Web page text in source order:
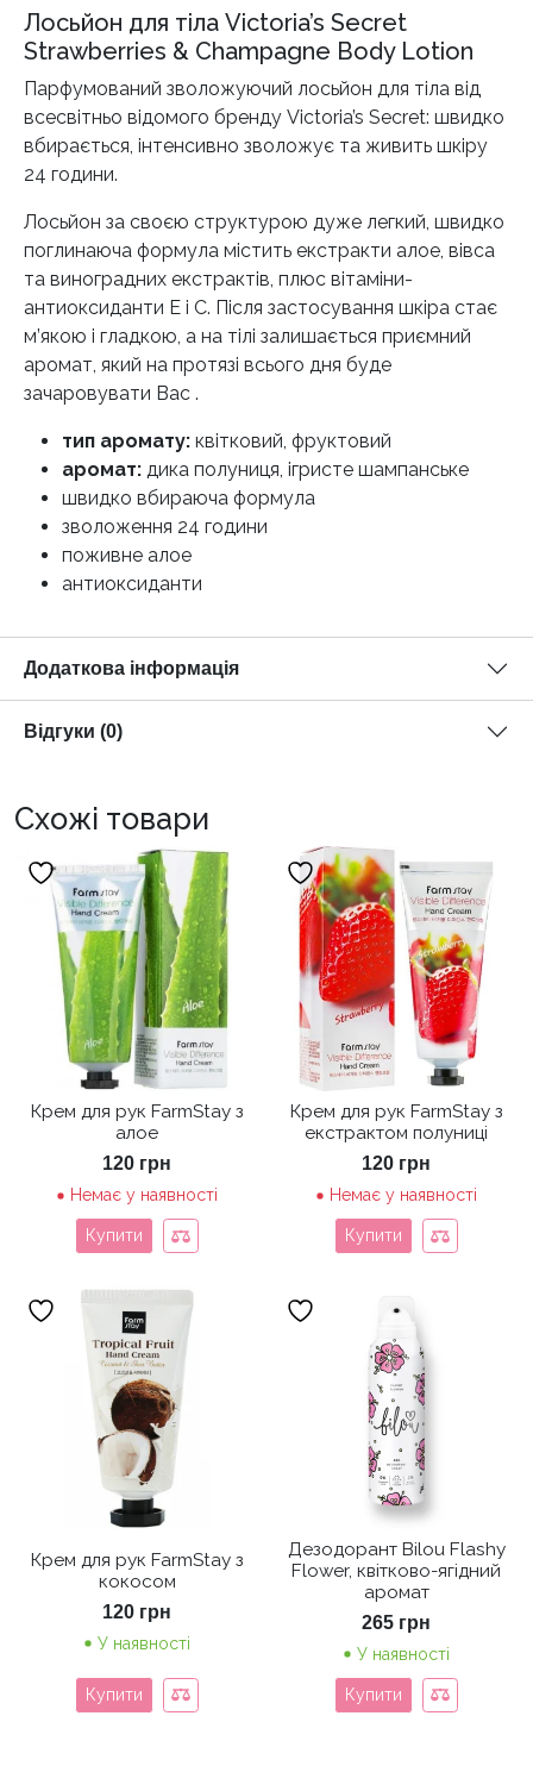
Лосьйон для тіла Victoria’s Secret
Strawberries & Champagne Body Lotion
Парфумований зволожуючий лосьйон для тіла від
всесвітньо відомого бренду Victoria’s Secret: швидко
вбирається, інтенсивно зволожує та живить шкіру
24 години.
Лосьйон за своєю структурою дуже легкий, швидко
поглинаюча формула містить екстракти алое, вівса
та виноградних екстрактів, плюс вітаміни-
антиоксиданти Е і С. Після застосування шкіра стає
м’якою і гладкою, а на тілі залишається приємний
аромат, який на протязі всього дня буде
зачаровувати Вас .
тип аромату: квітковий, фруктовий
аромат: дика полуниця, ігристе шампанське
швидко вбираюча формула
зволоження 24 години
поживне алое
антиоксиданти
Додаткова інформація
Відгуки (0)
Схожі товари
Крем для рук FarmStay з
алое
120 грн
Немає у наявності
Купити
Крем для рук FarmStay з
екстрактом полуниці
120 грн
Немає у наявності
Купити
Крем для рук FarmStay з
кокосом
120 грн
У наявності
Купити
Дезодорант Bilou Flashy
Flower, квітково-ягідний
аромат
265 грн
У наявності
Купити